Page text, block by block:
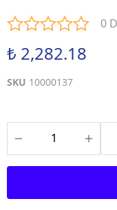
0
₺ 2,282.18
SKU 10000137